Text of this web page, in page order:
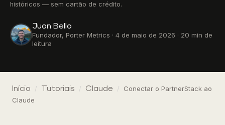
históricos — sem cartão de crédito.
Juan Bello
Fundador, Porter Metrics · 4 de maio de 2026 · 20 min de
leitura
Início / Tutoriais / Claude /
Conectar o PartnerStack ao
Claude